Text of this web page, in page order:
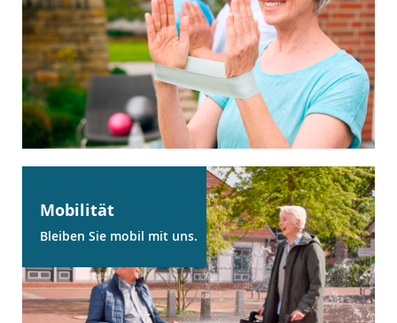
Mobilität
Bleiben Sie mobil mit uns.